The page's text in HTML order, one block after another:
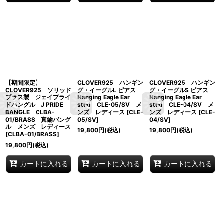
【期間限定】
CLOVER925 ソリッド
ブラス製 ジェイプライ
ドバングル J PRIDE
BANGLE CLBA-
01/BRASS 真鍮バング
ル メンズ レディース
[CLBA-01/BRASS]
19,800円(税込)
カートに入れる
CLOVER925 ハンギン
グ・イーグルL ピアス
Hanging Eagle Ear
stud CLE-05/SV メ
ンズ レディース [CLE-
05/SV]
19,800円(税込)
カートに入れる
CLOVER925 ハンギン
グ・イーグルS ピアス
Hanging Eagle Ear
stud CLE-04/SV メ
ンズ レディース [CLE-
04/SV]
19,800円(税込)
カートに入れる